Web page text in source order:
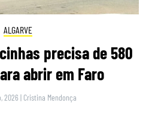
ALGARVE
precisa de 580
abrir em Faro
2026 | Cristina Mendonça